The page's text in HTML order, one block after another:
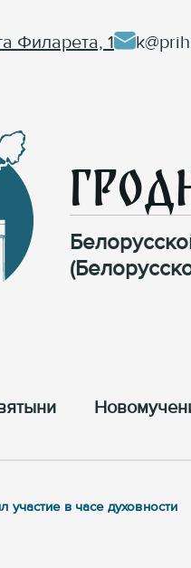
Филарета, 1
в часе духовности